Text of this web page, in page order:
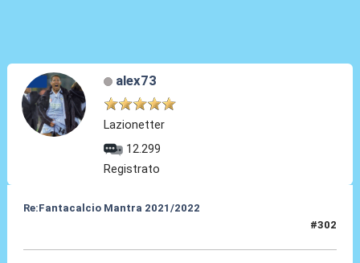
alex73
Lazionetter
12.299
Registrato
Re:Fantacalcio Mantra 2021/2022
#302